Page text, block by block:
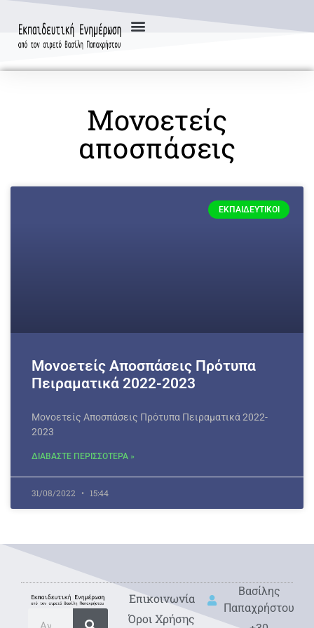
Μονοετείς
αποσπάσεις
ΕΚΠΑΙΔΕΥΤΙΚΟΊ
Μονοετείς Αποσπάσεις Πρότυπα
Πειραματικά 2022-2023
Μονοετείς Αποσπάσεις Πρότυπα Πειραματικά 2022-
2023
ΔΙΑΒΑΣΤΕ ΠΕΡΙΣΣΟΤΕΡΑ »
31/08/2022 15:44
Eπικοινωνία
Όροι Χρήσης
Βασίλης
Παπαχρήστου